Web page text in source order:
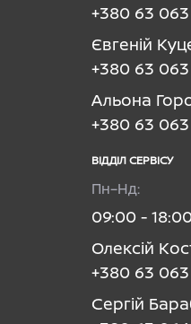
+380 63
Євгеній
+380 63
Альона
+380 63 063
ВІДДІЛ CЕРВІСУ
Пн–Нд:
09:00 - 18:00
Олексій
+380 63
Сергій